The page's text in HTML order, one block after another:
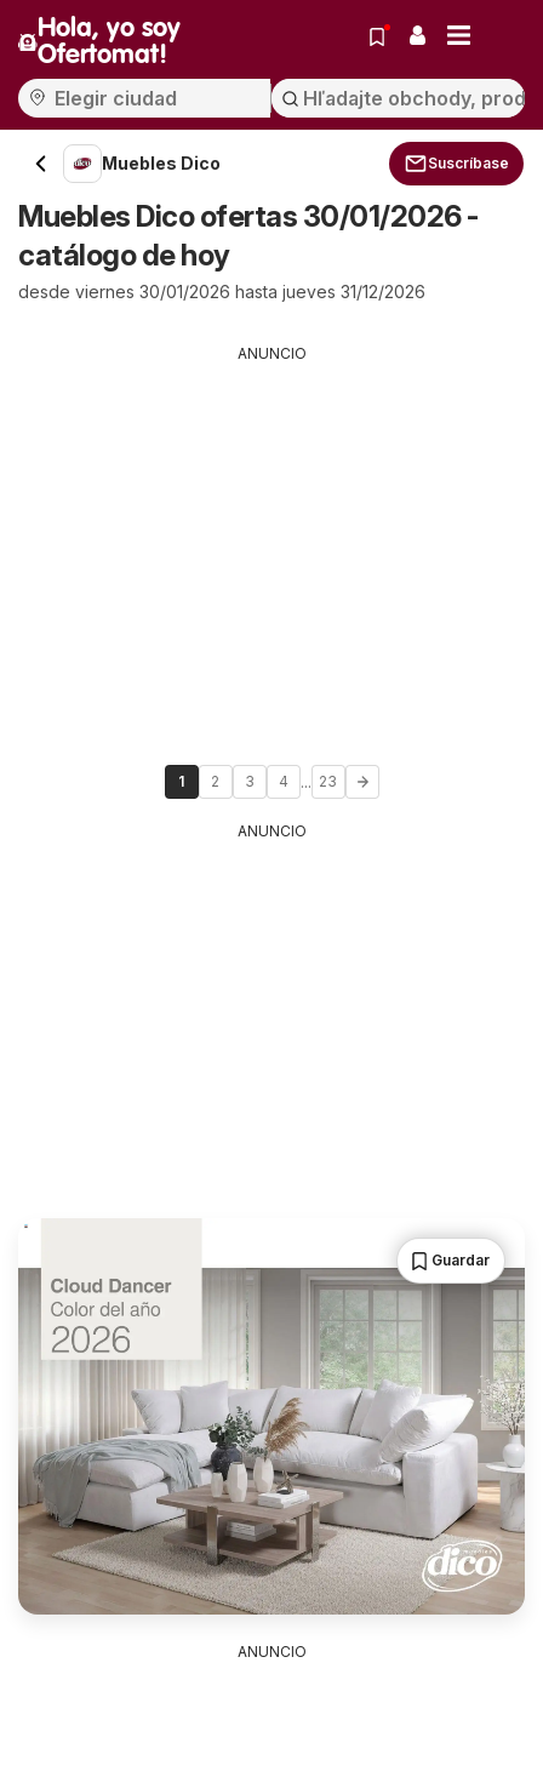
Hola, yo soy
Ofertomat!
Muebles Dico Suscríbase
Muebles Dico ofertas 30/01/2026 -
catálogo de hoy
desde viernes 30/01/2026 hasta jueves 31/12/2026
ANUNCIO
1 2 3 4 ... 23
ANUNCIO
Guardar
ANUNCIO